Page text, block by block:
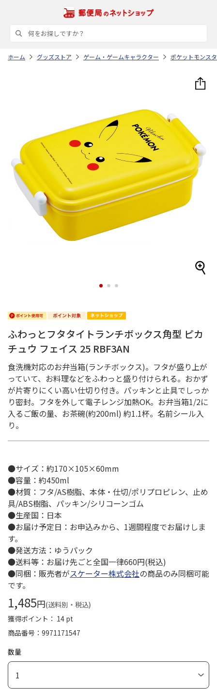
ホーム グッズストア ゲーム・ゲームキャラクター ポケットモンス
1 2 3
ふわっとフタタイトランチボックス角型 ピカ
チュウ フェイス 25 RBF3AN
食洗機対応のお弁当箱(ランチボックス)。フタが盛り上が
っていて、お料理などをふわっと盛り付けられる。おかず
が片寄りにくい高い仕切り付き。パッキンと止具でしっか
り密封。フタを外して電子レンジ加熱OK。お弁当箱1/2に
入るご飯の量、お茶碗(約200ml) 約1.1杯。名前シール入
り。
●サイズ：約170×105×60mm
●容量：約450ml
●材質：フタ/AS樹脂、本体・仕切/ポリプロピレン、止め
具/ABS樹脂、パッキン/シリコーンゴム
●生産国：日本
●お届け予定日：お申込みから、1週間程度でお届けしま
す。
●発送方法：ゆうパック
●送料等：お届け先ごと全国一律660円(税込)
●同梱：販売者がスケーター株式会社の商品のみ同梱可能
です。
1,485円(送料別・税込)
獲得ポイント： 14 pt
商品番号
9971171547
数量
1